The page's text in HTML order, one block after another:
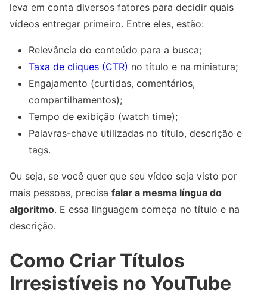
leva em conta diversos fatores para decidir quais
vídeos entregar primeiro. Entre eles, estão:
Relevância do conteúdo para a busca;
Taxa de cliques (CTR) no título e na miniatura;
Engajamento (curtidas, comentários,
compartilhamentos);
Tempo de exibição (watch time);
Palavras-chave utilizadas no título, descrição e
tags.
Ou seja, se você quer que seu vídeo seja visto por
mais pessoas, precisa falar a mesma língua do
algoritmo. E essa linguagem começa no título e na
descrição.
Como Criar Títulos
Irresistíveis no YouTube